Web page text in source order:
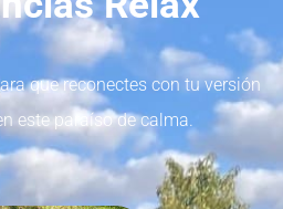
que reconectes con tu versión
este paraíso de calma.